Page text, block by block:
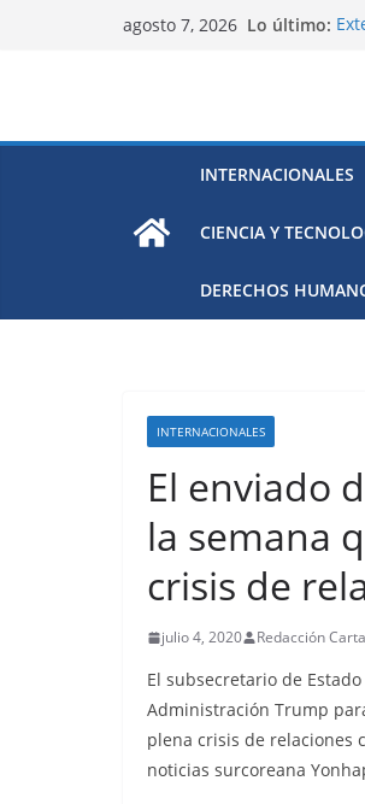
agosto 7, 2026 Lo último:
INTERNACIONALES
CIENCIA Y
DERECHOS
INTERNACIONALES
El enviado
la semana
crisis de
julio 4, 2020 Redacción
El subsecretario de
Administración Trump
plena crisis de relaciones
noticias surcoreana